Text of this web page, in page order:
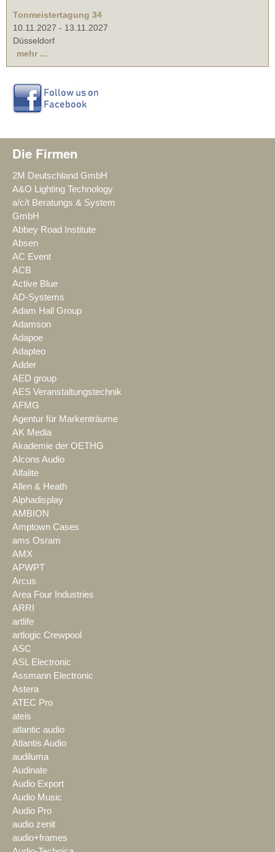
Tonmeistertagung 34
10.11.2027 - 13.11.2027
Düsseldorf
mehr ...
Die Firmen
2M Deutschland GmbH
A&O Lighting Technology
a/c/t Beratungs & System
GmbH
Abbey Road Institute
Absen
AC Event
ACB
Active Blue
AD-Systems
Adam Hall Group
Adamson
Adapoe
Adapteo
Adder
AED group
AES Veranstaltungstechnik
AFMG
Agentur für Markenträume
AK Media
Akademie der OETHG
Alcons Audio
Alfalite
Allen & Heath
Alphadisplay
AMBION
Amptown Cases
ams Osram
AMX
APWPT
Arcus
Area Four Industries
ARRI
artlife
artlogic Crewpool
ASC
ASL Electronic
Assmann Electronic
Astera
ATEC Pro
ateis
atlantic audio
Atlantis Audio
audiluma
Audinate
Audio Export
Audio Music
Audio Pro
audio zenit
audio+frames